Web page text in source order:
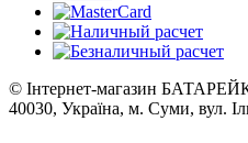
© Інтернет-магазин
40030, Україна, м. Суми, вул.